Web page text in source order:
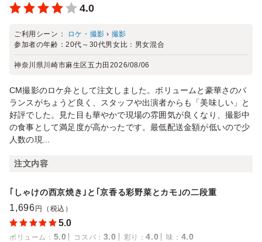
4.0
ご利用シーン： ロケ・撮影 › 撮影
参加者の年齢：20代～30代男女比： 男女混合
神奈川県川崎市麻生区五力田 2026/08/06
CM撮影のロケ弁として注文しました。ボリュームと豪華さのバ
ランスがちょうど良く、スタッフや出演者からも「美味しい」と
好評でした。見た目も華やかで現場の雰囲気が良くなり、撮影中
の食事として満足度が高かったです。最低配送金額が低いので少
人数の現...
注文内容
｢しゃけの西京焼き｣と｢京香る彩野菜とカモ｣の二段重
1,696 円（税込）
5.0
ボリューム ： 5.0 コスパ ： 3.0 彩り ：4.0 味 ： 4.0